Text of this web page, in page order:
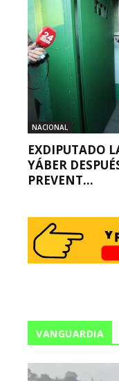
NACIONAL
EXDIPUTADO
YÁBER
PREVENT...
VANGUARDIA